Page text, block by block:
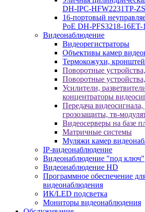
DH-IPC-HFW2231TP-ZS
16-портовый
РоЕ DH-PFS3218-16ET-
Видеонаблюдение
Видеорегистраторы
Объективы камер
Термокожухи,
Поворотные
Поворотные
Усилители,
концентраторы
Передача видеосигнала,
грозозащиты, тв-
Видеосерверы на базе
Матричные системы
Муляжи камер
IP-видеонаблюдение
Видеонаблюдение "под ключ"
Видеонаблюдение HD
Программное обеспечение
видеонаблюдения
ИК/LED подсветка
Мониторы видеонаблюдения